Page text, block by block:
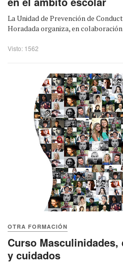
La Unidad de Prevención de
Horadada organiza, en colaboración
Visto: 1562
OTRA FORMACIÓN
Curso
y cuidados